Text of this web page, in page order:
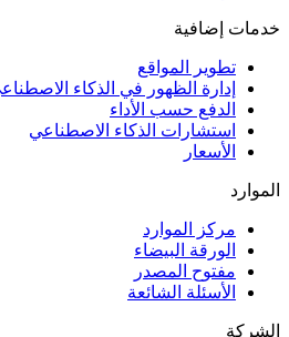
خدمات إضافية
تطوير المواقع
إدارة الظهور في الذكاء
الدفع حسب الأداء
استشارات الذكاء الاصطناعي
الأسعار
الموارد
مركز الموارد
الورقة البيضاء
مفتوح المصدر
الأسئلة الشائعة
الشركة